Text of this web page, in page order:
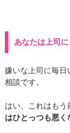
あなたは上司
嫌いな上司に毎日
相談です。
はい、これはもう
はひとっつも悪く